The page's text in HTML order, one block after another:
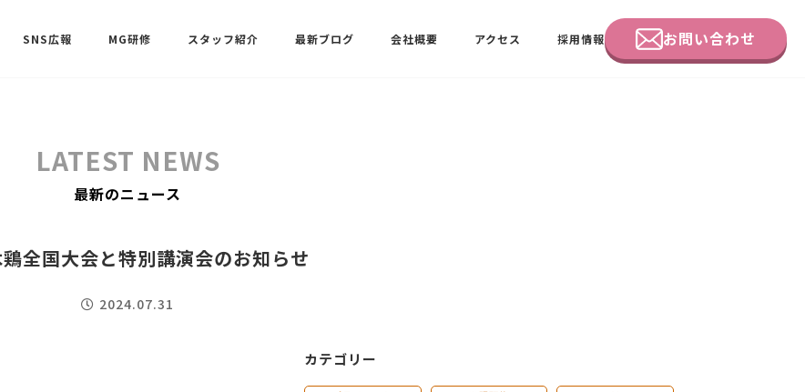
SNS広報 MG研修 スタッフ紹介 最新ブログ 会社概要 アクセス 採用情報 お問い合わせ
LATEST NEWS
最新のニュース
全国大会と特別講演会のお知らせ
2024.07.31
カテゴリー